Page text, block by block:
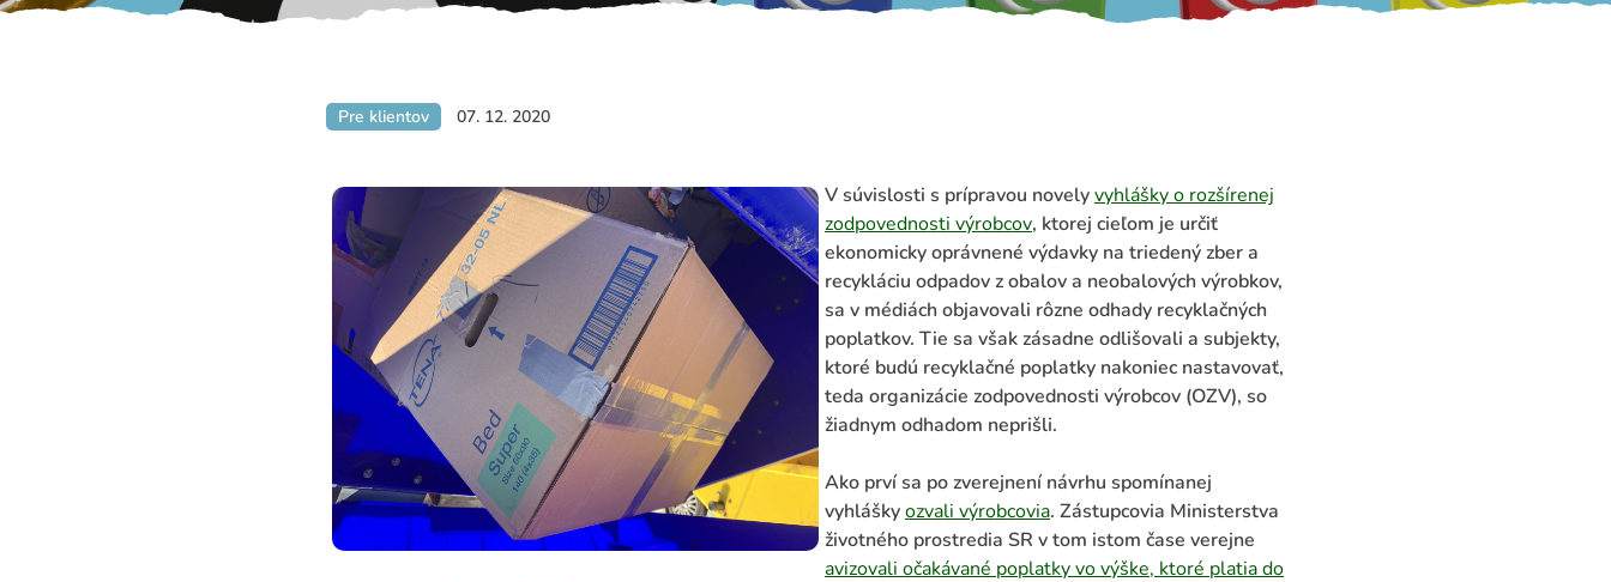
Pre klientov 07. 12. 2020
V súvislosti s prípravou novelyvyhlášky o rozšírenej
zodpovednosti výrobcov, ktorej cieľom je určiť
ekonomicky oprávnené výdavky na triedený zber a
recykláciu odpadov z obalov a neobalových výrobkov,
sa v médiách objavovali rôzne odhady recyklačných
poplatkov. Tie sa však zásadne odlišovali a subjekty,
ktoré budú recyklačné poplatky nakoniec nastavovať,
teda organizácie zodpovednosti výrobcov (OZV), so
žiadnym odhadom neprišli.
Ako prví sa po zverejnení návrhu spomínanej
vyhláškyozvali výrobcovia. Zástupcovia Ministerstva
životného prostredia SR v tom istom čase verejne
avizovali očakávané poplatky vo výške, ktoré platia do